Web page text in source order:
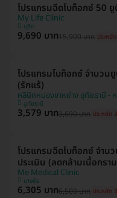
โปรแกรมฉีดโบท็อกซ์ 50
My Life Clinic
ดุสิต
9,690 บาท15,900 บาท ประหยั
โปรแกรมโบท็อกซ์ จำนว
(รักแร้)
คลินิกหนองขาหย่าง อุทัยธานี -
อุทัยธานี
3,579 บาท3,690 บาท ประหยัด
โปรแกรมฉีดโบท็อกซ์ จำ
ประเมิน (ลดกล้ามเนื้อกรา
Me Medical Clinic
บางซื่อ
6,305 บาท6,500 บาท ประหยัด